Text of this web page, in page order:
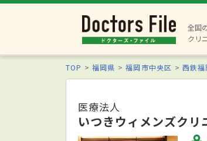
全国
クリ
TOP 福岡県 福岡市中央区 西鉄福
医療法人
いつきウィメンズクリ